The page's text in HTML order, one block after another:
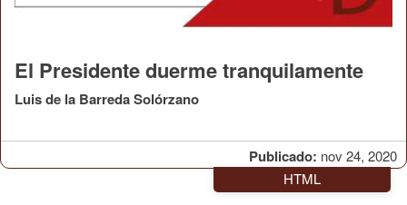
Publicado: nov 24, 2020
El Presidente duerme tranquilamente
Luis de la Barreda Solórzano
HTML